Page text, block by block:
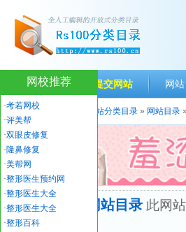
网站首页 提交网站 网
当前位置： 人生一百网站分类目录 » 网站目录 »
“桌面美化”网站目录 此网
优秀网站
网校推荐
·考若网校
·评美帮
·双眼皮修复
·隆鼻修复
·美帮网
·整形医生预约网
·整形医生大全
·整形医生大全
·整形百科